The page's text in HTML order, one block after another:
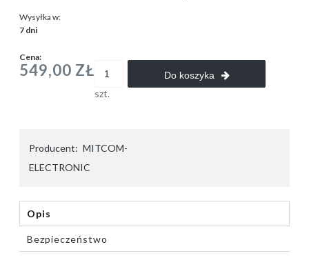
Wysyłka w:
7 dni
Cena:
549,00 ZŁ
szt.
Do koszyka
Producent: MITCOM-
ELECTRONIC
Opis
Bezpieczeństwo